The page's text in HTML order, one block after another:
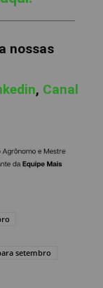
nossas
, Canal
setembro